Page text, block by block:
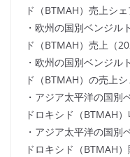
ド（BTMAH）売上シ
・欧州の国別ベンジル
ド（BTMAH）売上（
・欧州の国別ベンジル
ド（BTMAH）の売上
・アジア太平洋の国別
ドロキシド（BTMAH
・アジア太平洋の国別
ドロキシド（BTMAH